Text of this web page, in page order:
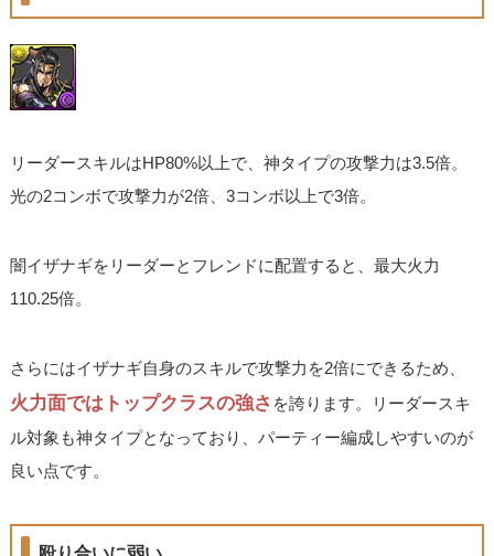
リーダースキルはHP80%以上で、神タイプの攻撃力は3.5倍。
光の2コンボで攻撃力が2倍、3コンボ以上で3倍。
闇イザナギをリーダーとフレンドに配置すると、最大火力
110.25倍。
さらにはイザナギ自身のスキルで攻撃力を2倍にできるため、
火力面ではトップクラスの強さ を誇ります。リーダースキ
ル対象も神タイプとなっており、パーティー編成しやすいのが
良い点です。